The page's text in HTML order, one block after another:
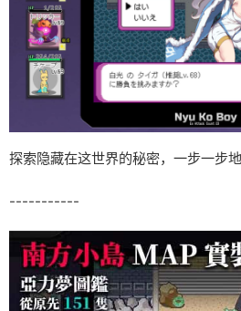
探索隐藏在这世界的秘密，一步一步
-----------